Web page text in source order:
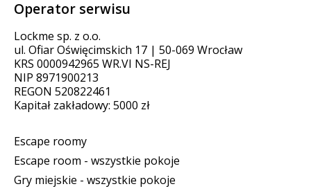
Operator serwisu
Lockme sp. z o.o.
ul. Ofiar Oświęcimskich 17 | 50-069 Wrocław
KRS 0000942965 WR.VI NS-REJ
NIP 8971900213
REGON 520822461
Kapitał zakładowy: 5000 zł
Escape roomy
Escape room - wszystkie pokoje
Gry miejskie - wszystkie pokoje